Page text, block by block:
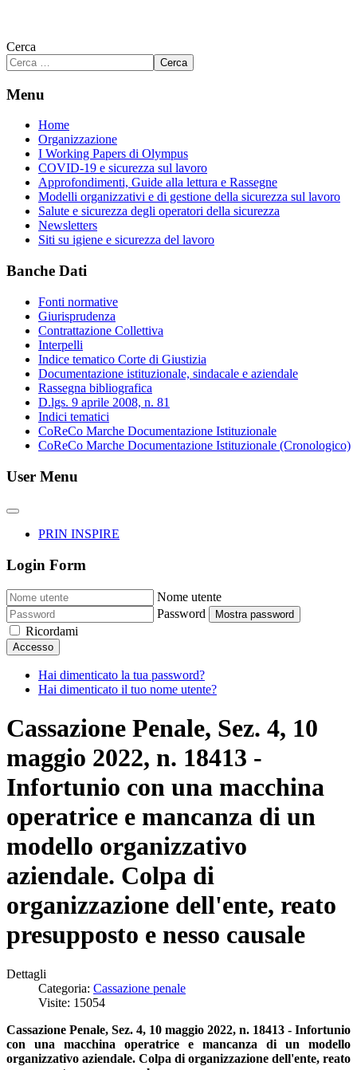
Cerca
Cerca
Menu
Home
Organizzazione
I Working Papers di Olympus
COVID-19 e sicurezza sul lavoro
Approfondimenti, Guide alla lettura e Rassegne
Modelli organizzativi e di gestione della sicurezza sul lavoro
Salute e sicurezza degli operatori della sicurezza
Newsletters
Siti su igiene e sicurezza del lavoro
Banche Dati
Fonti normative
Giurisprudenza
Contrattazione Collettiva
Interpelli
Indice tematico Corte di Giustizia
Documentazione istituzionale, sindacale e aziendale
Rassegna bibliografica
D.lgs. 9 aprile 2008, n. 81
Indici tematici
CoReCo Marche Documentazione Istituzionale
CoReCo Marche Documentazione Istituzionale (Cronologico)
User Menu
PRIN INSPIRE
Login Form
Nome utente
Password
Mostra password
Ricordami
Accesso
Hai dimenticato la tua password?
Hai dimenticato il tuo nome utente?
Cassazione Penale, Sez. 4, 10
maggio 2022, n. 18413 -
Infortunio con una macchina
operatrice e mancanza di un
modello organizzativo
aziendale. Colpa di
organizzazione dell'ente, reato
presupposto e nesso causale
Dettagli
Categoria: Cassazione penale
Visite: 15054
Cassazione Penale, Sez. 4, 10 maggio 2022, n. 18413 - Infortunio
con una macchina operatrice e mancanza di un modello
organizzativo aziendale. Colpa di organizzazione dell'ente, reato